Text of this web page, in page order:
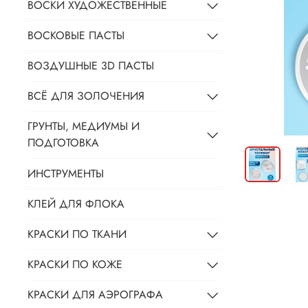
ВОСКИ ХУДОЖЕСТВЕННЫЕ
ВОСКОВЫЕ ПАСТЫ
ВОЗДУШНЫЕ 3D ПАСТЫ
ВСЁ ДЛЯ ЗОЛОЧЕНИЯ
ГРУНТЫ, МЕДИУМЫ И
ПОДГОТОВКА
ИНСТРУМЕНТЫ
КЛЕЙ ДЛЯ ФЛОКА
КРАСКИ ПО ТКАНИ
КРАСКИ ПО КОЖЕ
КРАСКИ ДЛЯ АЭРОГРАФА